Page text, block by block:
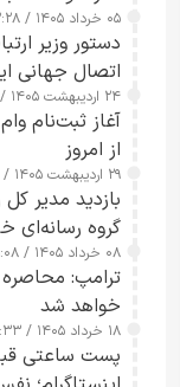
۰۵ خرداد ۱۴۰۵ / ۱۳:۲۸
دستور وزیر
اتصال جهانی
کامل مردم تا ۲۴ ساعت آینده
۲۴ اردیبهشت ۱۴۰۵ / ۰۹:۱۵
از امروز
۲۹ اردیبهشت ۱۴۰۵ / ۱۳:۴۲
بازدید مدیر
گروه رسانه‌ای
رسانه‌های
۰۸ خرداد ۱۴۰۵ / ۱۹:۰۸
ترامپ: محاصره
خواهد شد
۱۸ خرداد ۱۴۰۵ / ۰۱:۳۳
پست ساعتی